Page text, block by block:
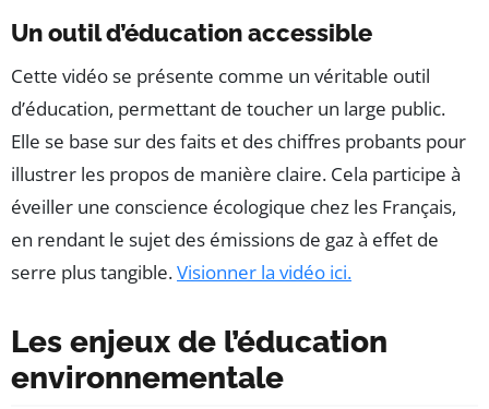
Un outil d’éducation accessible
Cette vidéo se présente comme un véritable outil
d’éducation, permettant de toucher un large public.
Elle se base sur des faits et des chiffres probants pour
illustrer les propos de manière claire. Cela participe à
éveiller une conscience écologique chez les Français,
en rendant le sujet des émissions de gaz à effet de
serre plus tangible.Visionner la vidéo ici.
Les enjeux de l’éducation
environnementale